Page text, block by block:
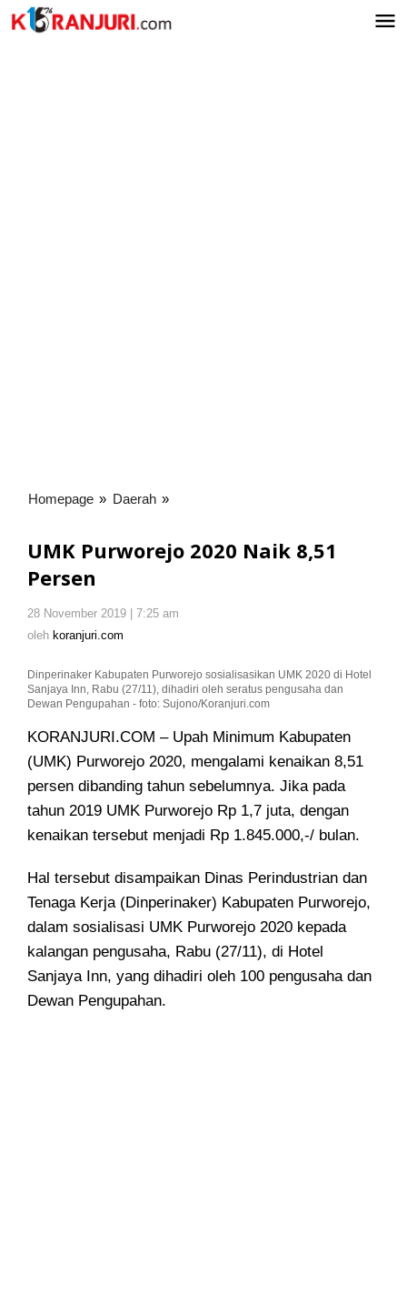
Lewati
ke
Homepage » Daerah »
Naik
UMK Purworejo 2020 Naik 8,51
Persen
28 November 2019 | 7:25 am
oleh koranjuri.com
Dinperinaker Kabupaten Purworejo sosialisasikan UMK 2020 di Hotel
Sanjaya Inn, Rabu (27/11), dihadiri oleh seratus pengusaha dan
Dewan Pengupahan - foto: Sujono/Koranjuri.com
KORANJURI.COM – Upah Minimum Kabupaten
(UMK) Purworejo 2020, mengalami kenaikan 8,51
persen dibanding tahun sebelumnya. Jika pada
tahun 2019 UMK Purworejo Rp 1,7 juta, dengan
kenaikan tersebut menjadi Rp 1.845.000,-/ bulan.
Hal tersebut disampaikan Dinas Perindustrian dan
Tenaga Kerja (Dinperinaker) Kabupaten Purworejo,
dalam sosialisasi UMK Purworejo 2020 kepada
kalangan pengusaha, Rabu (27/11), di Hotel
Sanjaya Inn, yang dihadiri oleh 100 pengusaha dan
Dewan Pengupahan.